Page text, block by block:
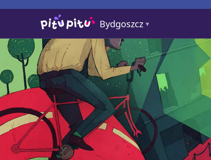
Bydgoszcz